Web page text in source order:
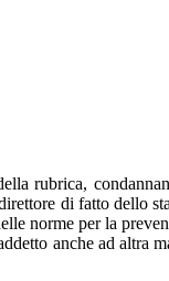
rubrica,
di fatto dello
norme per la
anche ad altra